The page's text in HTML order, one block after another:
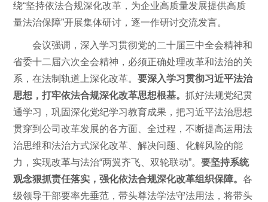
绕“坚持依法合规深化改革，为企业高质量发展提供高质
量法治保障”开展集体研讨，逐一作研讨交流发言。
会议强调，深入学习贯彻党的二十届三中全会精神和
省委十二届六次全会精神，必须正确处理改革和法治的关
系，在法制轨道上深化改革。要深入学习贯彻习近平法治
思想，打牢依法合规深化改革思想根基。抓好法规党纪贯
通学习，巩固深化党纪学习教育成果，把习近平法治思想
贯穿到公司改革发展的各方面、全过程，不断提高运用法
治思维和法治方式深化改革、解决问题、化解风险的能
力，实现改革与法治“两翼齐飞、双轮联动”。要坚持系统
观念狠抓责任落实，强化依法合规深化改革组织保障。各
级领导干部要率先垂范，带头尊法学法守法用法，将带头